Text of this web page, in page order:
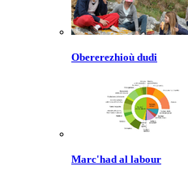
Obererezhioù dudi
Marc'had al labour